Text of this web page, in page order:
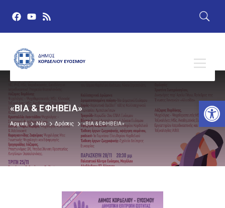
«ΒΙΑ & ΕΦΗΒΕΙΑ»
Αρχική Νέα Δράσεις «ΒΙΑ & ΕΦΗΒΕΙΑ»